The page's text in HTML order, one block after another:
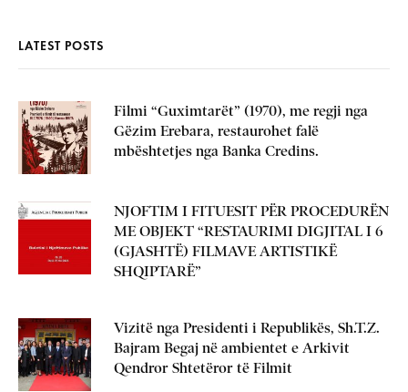
LATEST POSTS
Filmi “Guximtarët” (1970), me regji nga
Gëzim Erebara, restaurohet falë
mbështetjes nga Banka Credins.
NJOFTIM I FITUESIT PËR PROCEDURËN
ME OBJEKT “RESTAURIMI DIGJITAL I 6
(GJASHTË) FILMAVE ARTISTIKË
SHQIPTARË”
Vizitë nga Presidenti i Republikës, Sh.T.Z.
Bajram Begaj në ambientet e Arkivit
Qendror Shtetëror të Filmit